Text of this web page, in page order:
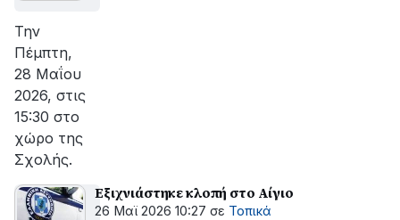
Την
Πέμπτη,
28 Μαΐου
2026, στις
15:30 στο
χώρο της
Σχολής.
Εξιχνιάστηκε κλοπή στο Αίγιο
26 Μαϊ 2026 10:27 σε Τοπικά